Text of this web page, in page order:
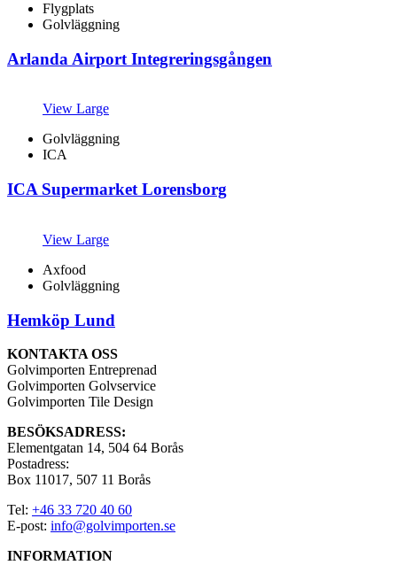
Flygplats
Golvläggning
Arlanda Airport Integreringsgången
View Large
Golvläggning
ICA
ICA Supermarket Lorensborg
View Large
Axfood
Golvläggning
Hemköp Lund
KONTAKTA OSS
Golvimporten Entreprenad
Golvimporten Golvservice
Golvimporten Tile Design
BESÖKSADRESS:
Elementgatan 14, 504 64 Borås
Postadress:
Box 11017, 507 11 Borås
Tel: +46 33 720 40 60
E-post: info@golvimporten.se
INFORMATION